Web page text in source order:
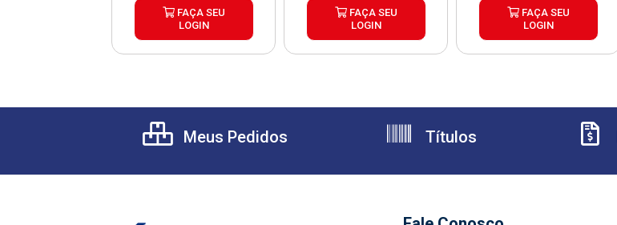
FAÇA SEU
LOGIN
FAÇA SEU
LOGIN
FAÇA SEU
LOGIN
Meus Pedidos Títulos